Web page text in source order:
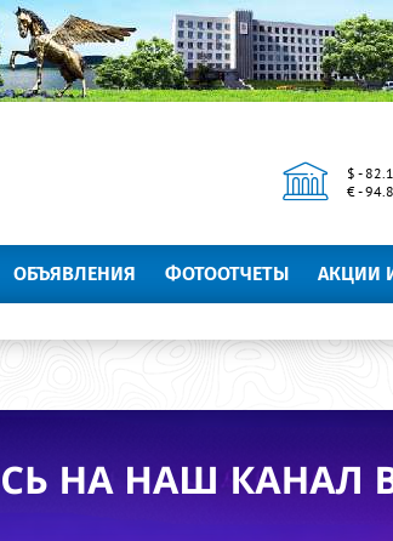
$ -
€ -
ОБЪЯВЛЕНИЯ ФОТООТЧЕТЫ АКЦИИ